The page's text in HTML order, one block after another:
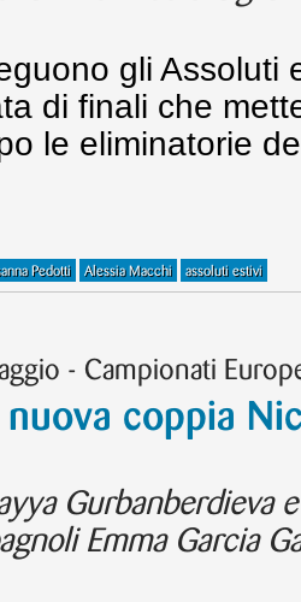
gli Assoluti
di finali che
le eliminatorie
Pedotti Alessia Macchi assoluti estivi
- Campionati
nuova coppia
Gurbanberdieva
Emma Garcia